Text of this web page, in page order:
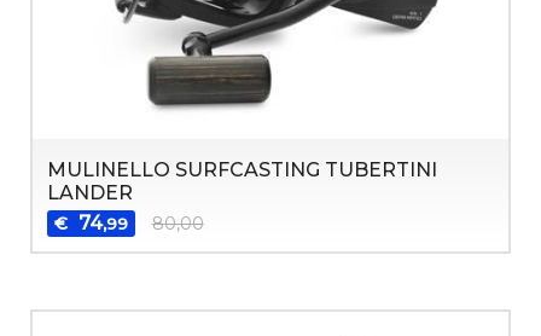
MULINELLO SURFCASTING TUBERTINI
LANDER
€ 74,99 80,00